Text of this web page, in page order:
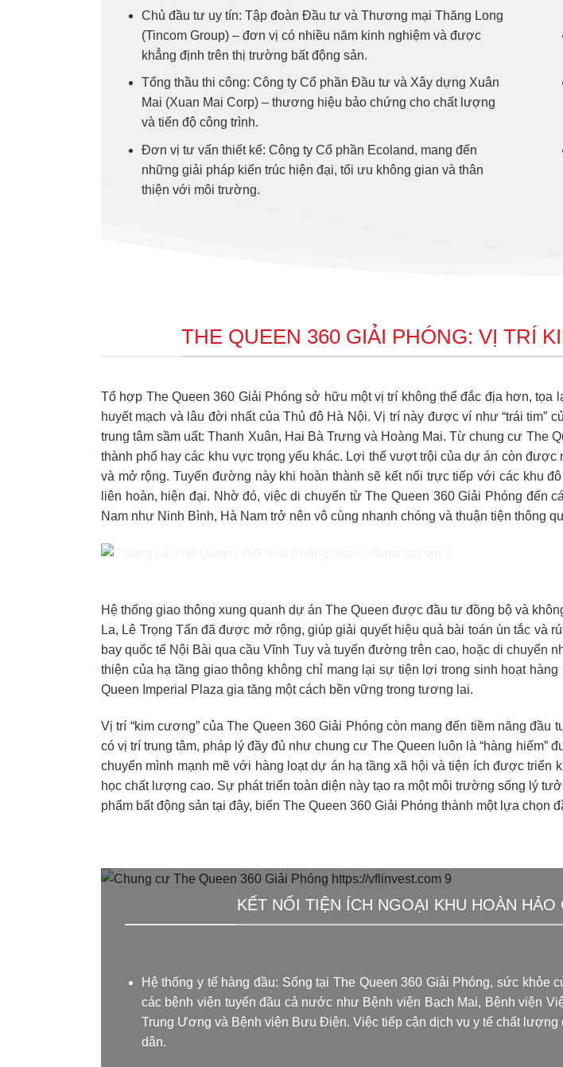
Chủ đầu tư uy tín: Tập đoàn Đầu tư và Thương mại Thăng Long
(Tincom Group) – đơn vị có nhiều năm kinh nghiệm và được
khẳng định trên thị trường bất động sản.
Tổng thầu thi công: Công ty Cổ phần Đầu tư và Xây dựng Xuân
Mai (Xuan Mai Corp) – thương hiệu bảo chứng cho chất lượng
và tiến độ công trình.
Đơn vị tư vấn thiết kế: Công ty Cổ phần Ecoland, mang đến
những giải pháp kiến trúc hiện đại, tối ưu không gian và thân
thiện với môi trường.
THE QUEEN 360 GIẢI PHÓNG: VỊ TRÍ
Tổ hợp The Queen 360 Giải Phóng sở hữu một vị trí không thể đắc địa hơn,
huyết mạch và lâu đời nhất của Thủ đô Hà Nội. Vị trí này được ví như “trái
trung tâm sầm uất: Thanh Xuân, Hai Bà Trưng và Hoàng Mai. Từ chung cư The
thành phố hay các khu vực trọng yếu khác. Lợi thế vượt trội của dự án còn
và mở rộng. Tuyến đường này khi hoàn thành sẽ kết nối trực tiếp với các khu
liên hoàn, hiện đại. Nhờ đó, việc di chuyển từ The Queen 360 Giải Phóng
Nam như Ninh Bình, Hà Nam trở nên vô cùng nhanh chóng và thuận tiện thông
Hệ thống giao thông xung quanh dự án The Queen được đầu tư đồng bộ và
La, Lê Trọng Tấn đã được mở rộng, giúp giải quyết hiệu quả bài toán ùn tắc và
bay quốc tế Nội Bài qua cầu Vĩnh Tuy và tuyến đường trên cao, hoặc di chuyển
thiện của hạ tầng giao thông không chỉ mang lại sự tiện lợi trong sinh hoạt
Queen Imperial Plaza gia tăng một cách bền vững trong tương lai.
Vị trí “kim cương” của The Queen 360 Giải Phóng còn mang đến tiềm năng
có vị trí trung tâm, pháp lý đầy đủ như chung cư The Queen luôn là “hàng
chuyển mình mạnh mẽ với hàng loạt dự án hạ tầng xã hội và tiện ích được
học chất lượng cao. Sự phát triển toàn diện này tạo ra một môi trường sống lý
phẩm bất động sản tại đây, biến The Queen 360 Giải Phóng thành một lựa chọn
KẾT NỐI TIỆN ÍCH NGOẠI KHU HOÀN
Hệ thống y tế hàng đầu: Sống tại The Queen 360 Giải Phóng, sức
các bệnh viện tuyến đầu cả nước như Bệnh viện Bạch Mai, Bệnh viện
Trung Ương và Bệnh viện Bưu Điện. Việc tiếp cận dịch vụ y tế chất
dân.